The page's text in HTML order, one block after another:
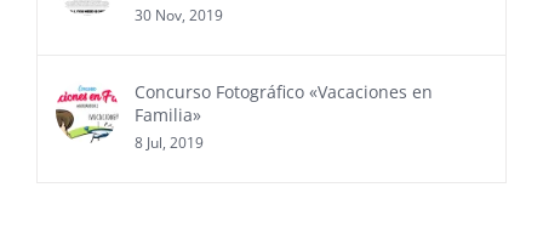
30 Nov, 2019
Concurso Fotográfico «Vacaciones en
Familia»
8 Jul, 2019